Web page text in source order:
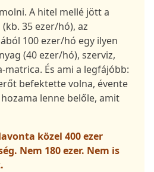
A hitel mellé jött a
35 ezer/hó), az
100 ezer/hó egy ilyen
(40 ezer/hó), szerviz,
matrica. És ami a legfájóbb:
befektette volna, évente
lenne belőle, amit
közel 400 ezer
Nem 180 ezer. Nem is